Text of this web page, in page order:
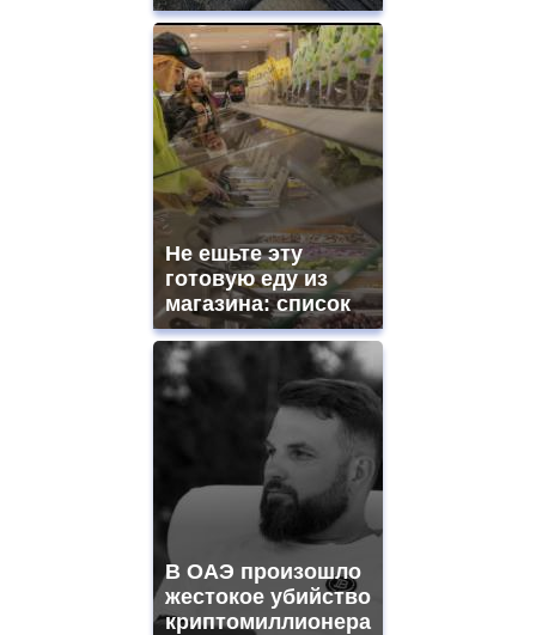
Не ешьте эту
готовую еду из
магазина: список
В ОАЭ произошло
жестокое убийство
криптомиллионера